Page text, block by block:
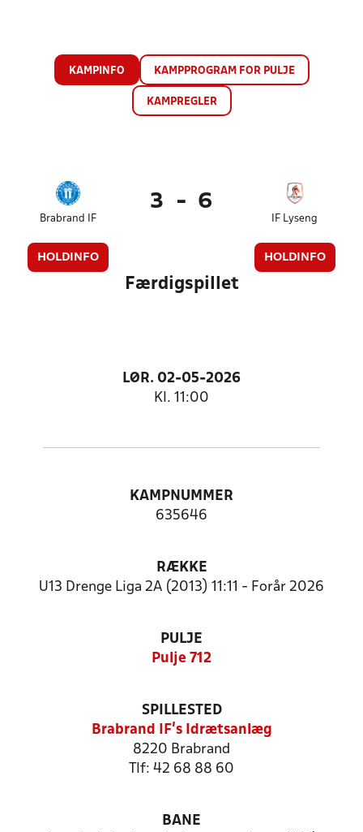
KAMPINFO KAMPPROGRAM FOR PULJE
KAMPREGLER
Brabrand IF
HOLDINFO
3 - 6
IF Lyseng
HOLDINFO
Færdigspillet
LØR. 02-05-2026
Kl. 11:00
KAMPNUMMER
635646
RÆKKE
U13 Drenge Liga 2A (2013) 11:11 - Forår 2026
PULJE
Pulje 712
SPILLESTED
Brabrand IF's Idrætsanlæg
8220 Brabrand
Tlf: 42 68 88 60
BANE